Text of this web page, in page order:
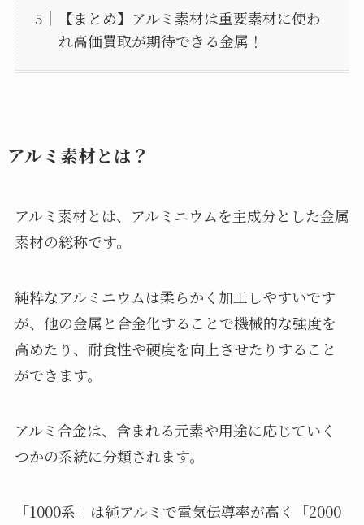
【まとめ】アルミ素材は重要素材に使わ
れ高価買取が期待できる金属！
アルミ素材とは？
アルミ素材とは、アルミニウムを主成分とした金属
素材の総称です。
純粋なアルミニウムは柔らかく加工しやすいです
が、他の金属と合金化することで機械的な強度を
高めたり、耐食性や硬度を向上させたりすること
ができます。
アルミ合金は、含まれる元素や用途に応じていく
つかの系統に分類されます。
「1000系」は純アルミで電気伝導率が高く「2000